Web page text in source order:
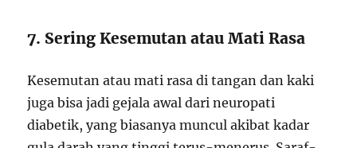
7. Sering Kesemutan atau Mati Rasa
Kesemutan atau mati rasa di tangan dan kaki
juga bisa jadi gejala awal dari neuropati
diabetik, yang biasanya muncul akibat kadar